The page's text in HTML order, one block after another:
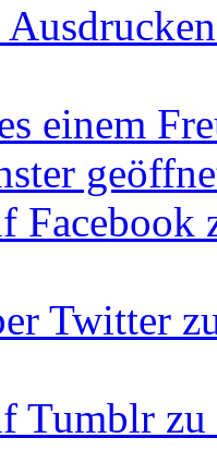
einem
Facebook
Twitter
Tumblr zu